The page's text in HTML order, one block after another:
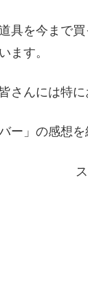
具を今まで
ます。
さんには特に
ー」の感想を